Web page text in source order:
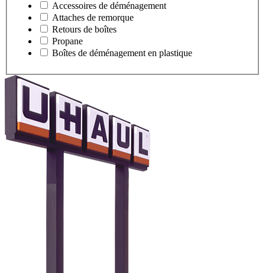
Accessoires de déménagement
Attaches de remorque
Retours de boîtes
Propane
Boîtes de déménagement en plastique